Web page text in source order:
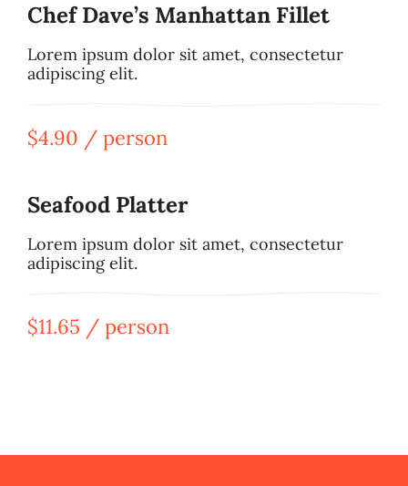
Chef Dave’s Manhattan Fillet
Lorem ipsum dolor sit amet, consectetur
adipiscing elit.
$4.90 / person
Seafood Platter
Lorem ipsum dolor sit amet, consectetur
adipiscing elit.
$11.65 / person